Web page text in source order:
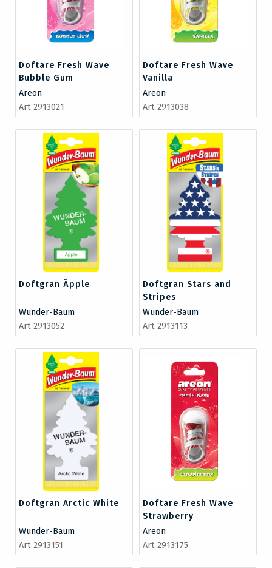
Doftare Fresh Wave
Bubble Gum
Areon
Art 2913021
Doftare Fresh Wave
Vanilla
Areon
Art 2913038
Doftgran Äpple
Wunder-Baum
Art 2913052
Doftgran Stars and
Stripes
Wunder-Baum
Art 2913113
Doftgran Arctic White
Wunder-Baum
Art 2913151
Doftare Fresh Wave
Strawberry
Areon
Art 2913175